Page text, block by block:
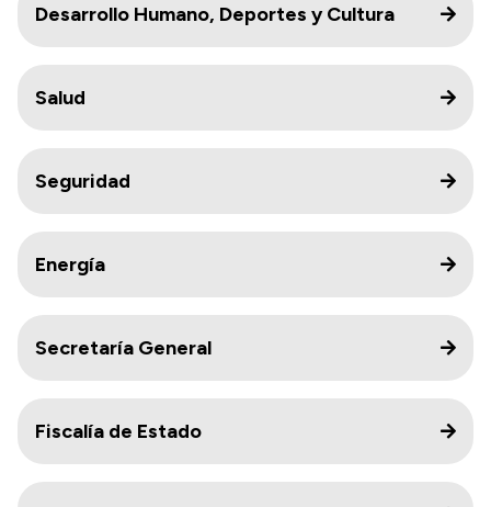
Desarrollo Humano, Deportes y Cultura
Salud
Seguridad
Energía
Secretaría General
Fiscalía de Estado